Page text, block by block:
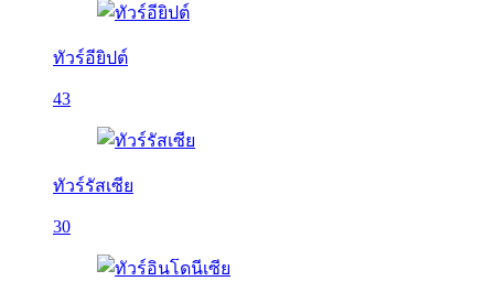
ทัวร์อียิปต์
43
ทัวร์รัสเซีย
30